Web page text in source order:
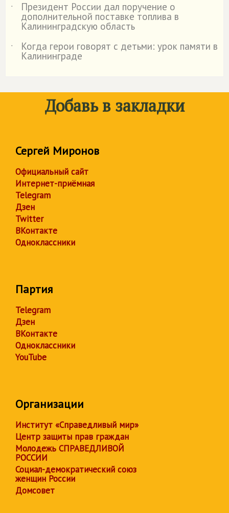
˙
Президент России дал поручение о
дополнительной поставке топлива в
Калининградскую область
˙
Когда герои говорят с детьми: урок памяти в
Калининграде
Добавь в закладки
Сергей Миронов
Официальный сайт
Интернет-приёмная
Telegram
Дзен
Twitter
ВКонтакте
Одноклассники
Партия
Telegram
Дзен
ВКонтакте
Одноклассники
YouTube
Организации
Институт «Справедливый мир»
Центр защиты прав граждан
Молодежь СПРАВЕДЛИВОЙ
РОССИИ
Социал-демократический союз
женщин России
Домсовет